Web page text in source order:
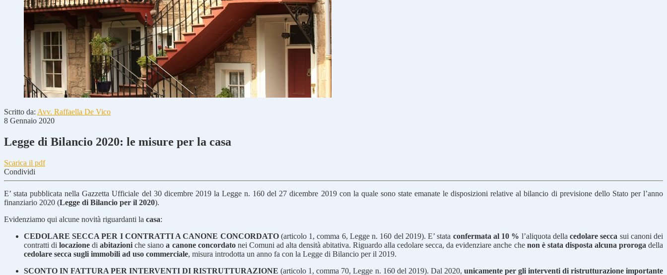
Scritto da: Avv. Raffaella De Vico
8 Gennaio 2020
Legge di Bilancio 2020: le misure per la casa
Scarica il pdf
Condividi
E’ stata pubblicata nella Gazzetta Ufficiale del 30 dicembre 2019 la Legge n. 160 del 27 dicembre 2019 con la quale sono state emanate le disposizioni relative al bilancio di previsione dello Stato per l’anno
finanziario 2020 (Legge di Bilancio per il 2020).
Evidenziamo qui alcune novità riguardanti la casa:
CEDOLARE SECCA PER I CONTRATTI A CANONE CONCORDATO(articolo 1, comma 6, Legge n. 160 del 2019). E’ stata confermata al 10 % l’aliquota dellacedolare secca sui canoni dei
contratti dilocazione diabitazioni che siano a canone concordatonei Comuni ad alta densità abitativa. Riguardo alla cedolare secca, da evidenziare anche che non è stata disposta alcuna proroga della
cedolare secca sugli immobili ad uso commerciale, misura introdotta un anno fa con la Legge di Bilancio per il 2019.
SCONTO IN FATTURA PER INTERVENTI DI RISTRUTTURAZIONE (articolo 1, comma 70, Legge n. 160 del 2019). Dal 2020, unicamente per gli interventi di ristrutturazione importante